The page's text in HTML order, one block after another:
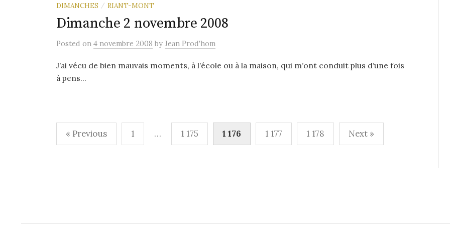
DIMANCHES / RIANT-MONT
Dimanche 2 novembre 2008
Posted on 4 novembre 2008 by Jean Prod'hom
J’ai vécu de bien mauvais moments, à l’école ou à la maison, qui m’ont conduit plus d’une fois
à pens...
Pagination
« Previous 1 … 1 175 1 176 1 177 1 178 Next »